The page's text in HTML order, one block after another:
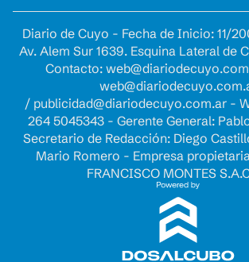
Diario de Cuyo - Fecha de Inicio: 11/
Av. Alem Sur 1639. Esquina Lateral de
Contacto:
/ publicidad@diariodecuyo.com.ar-
264 5045343 - Gerente General:
Secretario de Redacción: Diego
Mario Romero - Empresa
FRANCISCO MONTES